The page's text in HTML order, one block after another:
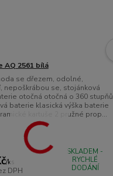
AQ 2561 bílá
se dřezem, odolné,
nepoškrábou se, stojánková
otočná otočná o 360 stupňů
baterie klasická výška baterie
kartuše 2 pružné prop...
/ks
DPH
SKLADEM -
RYCHLÉ
DODÁNÍ